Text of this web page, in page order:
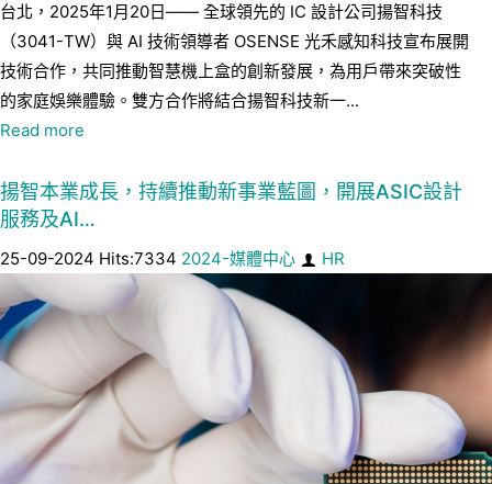
台北，2025年1月20日—— 全球領先的 IC 設計公司揚智科技
（3041-TW）與 AI 技術領導者 OSENSE 光禾感知科技宣布展開
技術合作，共同推動智慧機上盒的創新發展，為用戶帶來突破性
的家庭娛樂體驗。雙方合作將結合揚智科技新一...
Read more
揚智本業成長，持續推動新事業藍圖，開展ASIC設計
服務及AI…
25-09-2024 Hits:7334 2024-媒體中心 HR